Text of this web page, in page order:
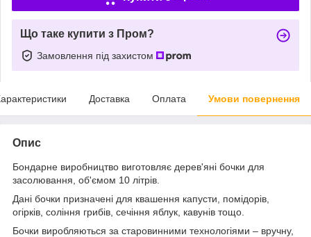
Що таке купити з Пром?
Замовлення під захистом
Доставка Оплата Умови повернення
Опис
Бондарне виробництво виготовляє дерев'яні бочки для
засолювання, об'ємом 10 літрів.
Дані бочки призначені для квашення капусти, помідорів,
огірків, соління грибів, сечіння яблук, кавунів тощо.
Бочки виробляються за старовинними технологіями – вручну,